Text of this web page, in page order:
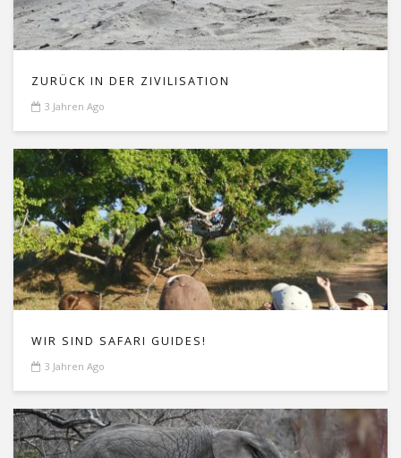
ZURÜCK IN DER ZIVILISATION
3 Jahren Ago
WIR SIND SAFARI GUIDES!
3 Jahren Ago